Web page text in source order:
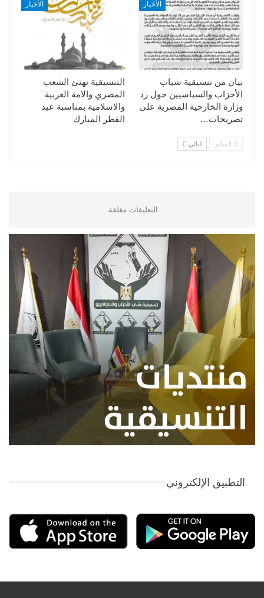
الأخبار
التنسيقية تهنئ الشعب
المصري والامة العربية
والاسلامية بمناسبة عيد
الفطر المبارك
الأخبار
بيان من تنسيقية شباب
الأحزاب والسياسيين حول رد
وزارة الخارجية المصرية على
تصريحات…
السابق التالي
التعليقات مغلقة.
التطبيق الإلكتروني